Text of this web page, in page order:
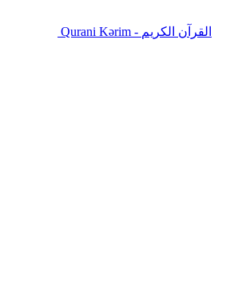
Qurani Kərim - القرآن الكريم